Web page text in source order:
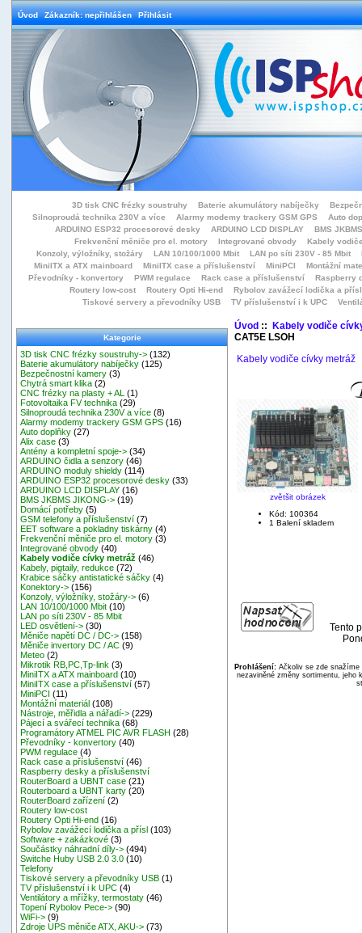
Úvod Zákazník: nepřihlášen Přihlásit
3D tisk CNC frézky soustruhy Baterie akumulátory nabíječky
Silnoproudá technika 230V a více
Alarmy modemy trackery GSM GPS
Auto
ARDUINO ESP32 procesorové desky
ARDUINO LCD DISPLAY
BMS
Frekvenční měniče pro el. motory
Integrované obvody
Kabely
Konzoly, výložníky, stožáry
LAN 10/100/1000 Mbit LAN po síti 230V - 85 Mbit
MiniITX a ATX mainboard
MiniITX case a příslušenství MiniPCI
Montážní
Převodníky - konvertory
PWM regulace Rack case a příslušenství
Raspberry
Routery low-cost
Routery Opti Hi-end
Rybolov zavážecí lodička a přísl
Tiskové servery a převodníky USB
TV příslušenství i k UPC
Kategorie
3D tisk CNC frézky soustruhy-> (132)
Baterie akumulátory nabíječky (125)
Bezpečnostní kamery (3)
Chytrá smart klika (2)
CNC frézky na plasty + AL
(1)
Fotovoltaika FV technika (29)
Silnoproudá technika 230V a více (8)
Alarmy modemy trackery GSM GPS (16)
Auto doplňky (27)
Alix case (3)
Antény a kompletní spoje-> (34)
ARDUINO čidla a senzory (46)
ARDUINO moduly shieldy (114)
ARDUINO ESP32 procesorové desky (33)
ARDUINO LCD DISPLAY (16)
BMS JKBMS JIKONG-> (19)
Domácí potřeby (5)
GSM telefony a příslušenství (7)
EET software a pokladny tiskárny (4)
Frekvenční měniče pro el. motory (3)
Integrované obvody (40)
Kabely vodiče cívky metráž (46)
Kabely, pigtaily, redukce (72)
Krabice sáčky antistatické sáčky (4)
Konektory-> (156)
Konzoly, výložníky, stožáry-> (6)
LAN 10/100/1000 Mbit (10)
LAN po síti 230V - 85 Mbit
LED osvětlení-> (30)
Měniče napětí DC / DC-> (158)
Měniče invertory DC / AC (9)
Meteo (2)
Mikrotik RB,PC,Tp-link (3)
MiniITX a ATX mainboard (10)
MiniITX case a příslušenství (57)
MiniPCI (11)
Montážní materiál (108)
Nástroje, měřidla a nářadí-> (229)
Pájecí a svářecí technika (68)
Programátory ATMEL PIC AVR FLASH (28)
Převodníky - konvertory (40)
PWM regulace (4)
Rack case a příslušenství (46)
Raspberry desky a příslušenství
RouterBoard a UBNT case (21)
Routerboard a UBNT karty (20)
RouterBoard zařízení (2)
Routery low-cost
Routery Opti Hi-end (16)
Rybolov zavážecí lodička a přísl (103)
Software + zakázkové (3)
Součástky náhradní díly-> (494)
Switche Huby USB 2.0 3.0 (10)
Telefony
Tiskové servery a převodníky USB (1)
TV příslušenství i k UPC (4)
Ventilátory a mřížky, termostaty (46)
Topení Rybolov Pece-> (90)
WiFi-> (9)
Zdroje UPS měniče ATX, AKU-> (73)
Úvod:: Kabely vodiče
CAT5E LSOH
Kabely vodiče cívky metráž
zvětšit obrázek
Kód: 100364
1 Balení skladem
Tento
Prohlášení:Ačkoliv se zde snažíme
nezaviněné změny sortimentu, jeho